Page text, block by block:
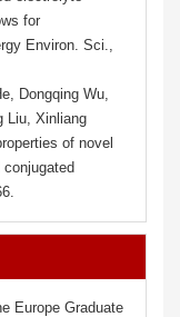
for
Environ. Sci.,
Dongqing Wu,
Liu, Xinliang
of novel
conjugated
Europe Graduate